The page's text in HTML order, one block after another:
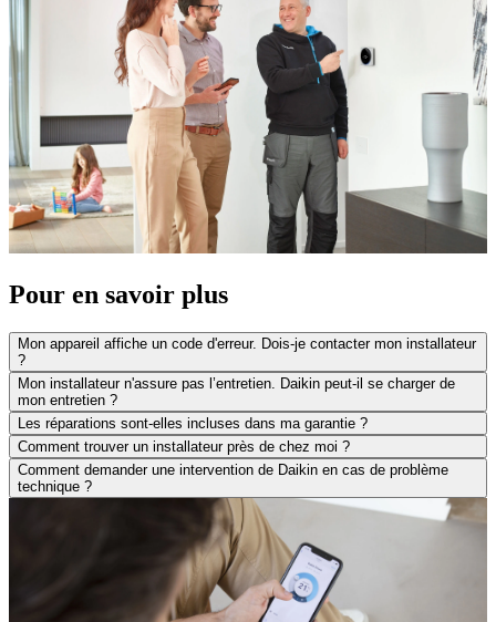
Pour en savoir plus
Mon appareil affiche un code d'erreur. Dois-je contacter mon installateur
?
Mon installateur n'assure pas l’entretien. Daikin peut-il se charger de
mon entretien ?
Les réparations sont-elles incluses dans ma garantie ?
Comment trouver un installateur près de chez moi ?
Comment demander une intervention de Daikin en cas de problème
technique ?